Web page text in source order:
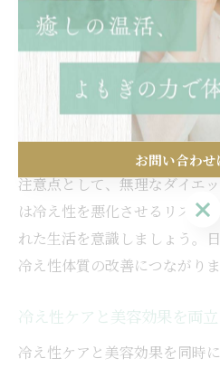
武豊町のサロンでは、専門ス
グを通じて、冷えの原因や生
し、一人ひとりに合ったアド
してくれます。このプロセス
タイプや改善ポイントを客観
注意点として、無理なダイエ
は冷え性を悪化させるリスク
れた生活を意識しましょう。
冷え性体質の改善につながりま
冷え性ケアと美容効果を両
冷え性ケアと美容効果を同時
お問い合わ
お問い合わせ